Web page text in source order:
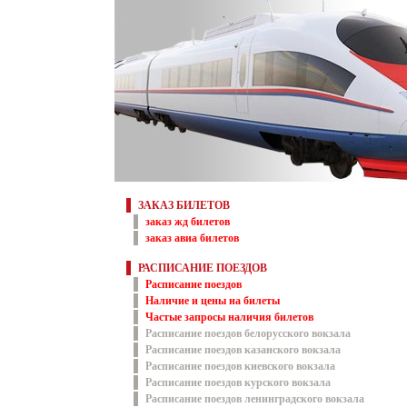
ЗАКАЗ БИЛЕТОВ
заказ жд билетов
заказ авиа билетов
РАСПИСАНИЕ ПОЕЗДОВ
Расписание поездов
Наличие и цены на билеты
Частые запросы наличия билетов
Расписание поездов белорусского вокзала
Расписание поездов казанского вокзала
Расписание поездов киевского вокзала
Расписание поездов курского вокзала
Расписание поездов ленинградского вокзала